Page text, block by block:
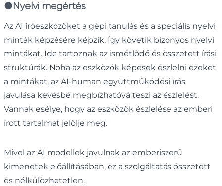
●Nyelvi megértés
Az AI íróeszközöket a gépi tanulás és a speciális nyelvi
minták képzésére képzik. Így követik bizonyos nyelvi
mintákat. Ide tartoznak az ismétlődő és összetett írási
struktúrák. Noha az eszközök képesek észlelni ezeket
a mintákat, az AI-human együttműködési írás
javulása kevésbé megbízhatóvá teszi az észlelést.
Vannak esélye, hogy az eszközök észlelése az emberi
írott tartalmat jelölje meg.
Mivel az AI modellek javulnak az emberiszerű
kimenetek előállításában, ez a szolgáltatás összetett
és nélkülözhetetlen.